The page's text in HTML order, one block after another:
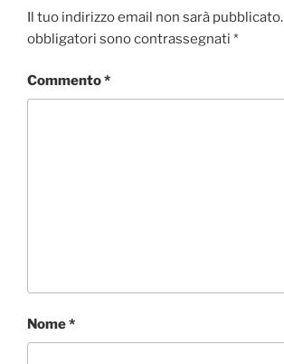
Il tuo indirizzo email non sarà pubblicato.
obbligatori sono contrassegnati *
Commento*
Nome*